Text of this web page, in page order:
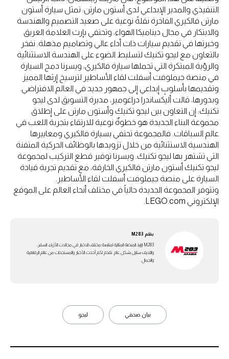
التنفيذي والمدير الإبداعي لدى أستون مارتن: تمثل سيارة أستون
مارتن فالكيري الفاخرة نقلةً نوعية على صعيد التصميم والهندسة
والابتكار في مجال ديناميكا الهواء، وتحتفي بإرث العلامة العريق
وخبرتها في تقديم سيارات ذات أداء عالي وتصاميم مذهلة. نفخر
بالتعاون مع ليجو تكنيك لتسليط الضوء على الهندسة الاستثنائية
والرؤية المبتكرة التي تحملها سيارة فالكيري، ويسرنا دمج السيارة
في منصة جيملوفت أسفلت لقاء الأساطير لترسيخ إرثها المميز
وتقديمها بأسلوبٍ إبداعي إلى جمهور جديد في العالم الافتراضي.
وبدورها، قالت أليكساندرا دراغومير، مديرة التسويق لدى ليجو
تكنيك: إن التعاون بين ليجو تكنيك وأستون مارتن على إطلاق
مجموعة البناء الجديدة هو خطوةٌ نوعية للارتقاء بتجربة اللعب في
عالم السباقات. فالمجموعة تحتفي بسيارة فالكيري ومعاييرها
الهندسية الاستثنائية من خلال تزويدها بالوظائف الحركية المتقنة
التي تشتهر بها ليجو تكنيك. ويسرنا توفير قطع التركيب لمجموعة
ليجو تكنيك أستون مارتن فالكيري الخارقة، مع تقديم تجربة قيادة
السيارة على منصة جيملوفت أسفلت لقاء الأساطير.
وتتوفر المجموعة الجديدة حالياً في مختلف أنحاء العالم على الموقع
الإلكتروني LEGO.com.
بقلم M283
M283 ارابيا، المنصة المثالية لمتابعة مختلف الاخبار في مجالات الأزياء، السفر،
واللايف ستايل بشكل عام. تقدم لكم أحدث الأخبار والمستجدات من عالم الرفاهية
والجمال.
بيان صحفي ليجو